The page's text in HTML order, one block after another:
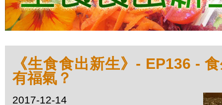
《生食食出新生》- EP136 -
有福氣？
2017-12-14